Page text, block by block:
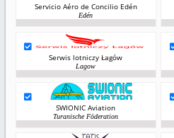
Servicio Aéro de Concilio Edén
Edén
Serwis lotniczy Łagów
Lagow
SWIONIC Aviation
Turanische Föderation